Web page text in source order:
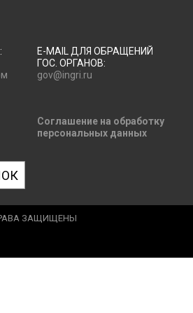
E-MAIL ДЛЯ ОБРАЩЕНИЙ
ГОС. ОРГАНОВ:
gov@ingri.ru
Соглашение на обработку
персональных данных
ЗАЩИЩЕНЫ